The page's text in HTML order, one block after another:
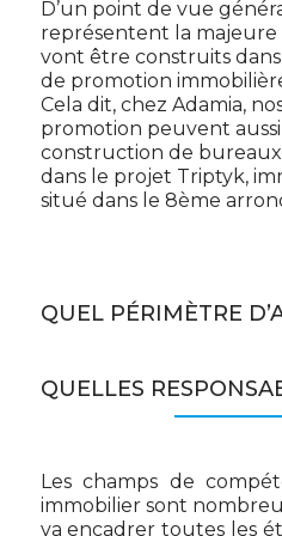
D’un point de vue
représentent la majeure
vont être construits
de promotion
Cela dit, chez Adamia,
promotion peuvent
construction de
dans le projet Triptyk,
situé dans le 8ème
QUEL PÉRIMÈTRE
QUELLES
Les champs de
immobilier sont
va encadrer toutes les